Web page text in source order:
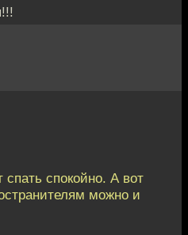
спокойно. А вот
можно и